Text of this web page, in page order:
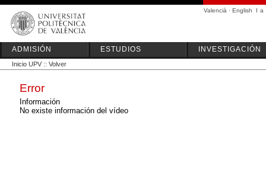
Valencià · English I a
ADMISIÓN ESTUDIOS INVESTIGACIÓN
Inicio UPV :: Volver
Error
Información
No existe información del vídeo